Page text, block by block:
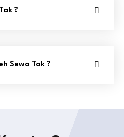
?
Sewa Tak ?